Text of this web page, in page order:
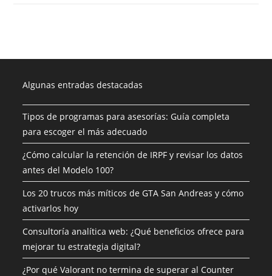
Algunas entradas destacadas
Tipos de programas para asesorías: Guía completa
para escoger el más adecuado
¿Cómo calcular la retención de IRPF y revisar los datos
antes del Modelo 100?
Los 20 trucos más míticos de GTA San Andreas y cómo
activarlos hoy
Consultoría analítica web: ¿Qué beneficios ofrece para
mejorar tu estrategia digital?
¿Por qué Valorant no termina de superar al Counter